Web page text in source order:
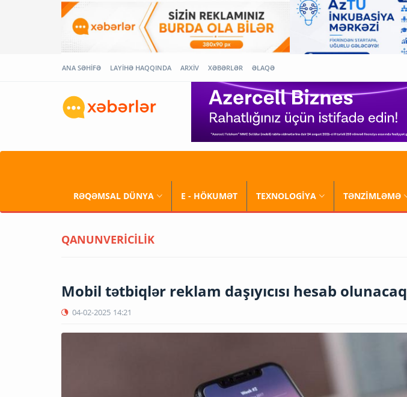
ANA SƏHİFƏ LAYİHƏ HAQQINDA ARXİV XƏBƏRLƏR ƏLAQƏ
RƏQƏMSAL DÜNYA E - HÖKUMƏT TEXNOLOGİYA TƏNZİMLƏMƏ
QANUNVERİCİLİK
Mobil tətbiqlər reklam daşıyıcısı hesab olunacaq
04-02-2025 14:21